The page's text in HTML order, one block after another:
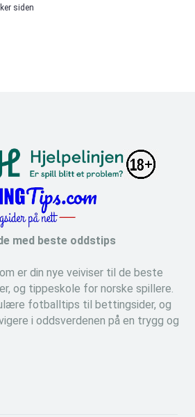
siden
med beste oddstips
er din nye veiviser til de beste
og tippeskole for norske spillere.
fotballtips til bettingsider, og
i oddsverdenen på en trygg og